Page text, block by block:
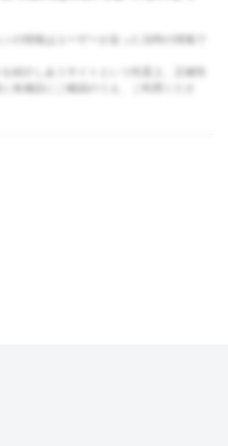
の情報はユーザーが走った当時の情報で
紹介しあうサイトという性質上、正確性
各施設にご確認のうえ、ご利用くださ